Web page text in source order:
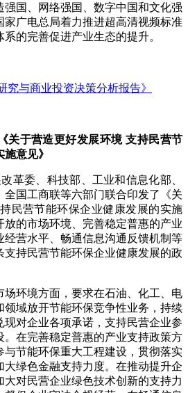
国、网络强国、数字中国和文化强
家广电总局着力推进超高清视频标准
的完善促进产业生态的提升。
究与商业投资决策分析报告》
关于营造更好发展环境 支持民营节
意见》
委、科技部、工业和信息化部、
国工商联等六部门联合印发了《关
民营节能环保企业健康发展的实施
的市场环境、完善稳定普惠的产业
经营水平、畅通信息沟通反馈机制等
支持民营节能环保企业健康发展的政
环境方面，要求在石油、化工、电
领域放开节能环保竞争性业务，持续
现对企业各项承诺，支持民营企业参
。在完善稳定普惠的产业支持政策方
与节能环保重大工程建设，贯彻落实
绿色金融支持力度。在推动提升企
大对民营企业绿色技术创新的支持力